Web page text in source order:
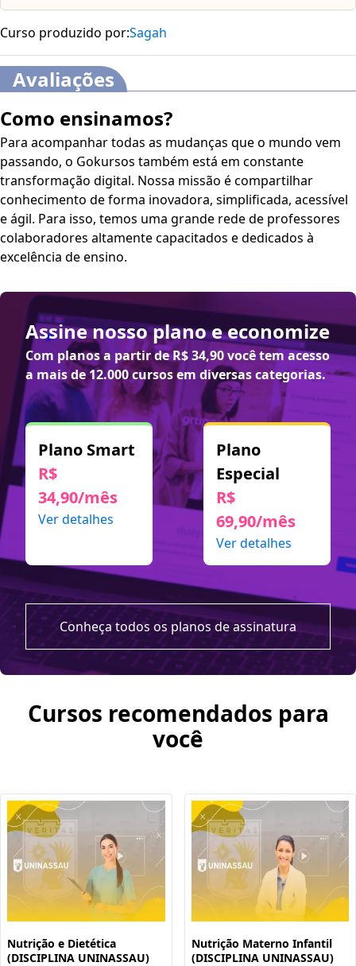
Curso produzido por:Sagah
Avaliações
Como ensinamos?
Para acompanhar todas as mudanças que o mundo vem
passando, o Gokursos também está em constante
transformação digital. Nossa missão é compartilhar
conhecimento de forma inovadora, simplificada, acessível
e ágil. Para isso, temos uma grande rede de professores
colaboradores altamente capacitados e dedicados à
excelência de ensino.
Assine nosso plano e economize
Com planos a partir deR$ 34,90você tem acesso
a mais de 12.000 cursos em diversas categorias.
Plano Smart
R$
34,90/mês
Ver detalhes
Plano
Especial
R$
69,90/mês
Ver detalhes
Conheça todos os planos de assinatura
Cursos recomendados para
você
Nutrição e Dietética
(DISCIPLINA UNINASSAU)
Nutrição Materno Infantil
(DISCIPLINA UNINASSAU)